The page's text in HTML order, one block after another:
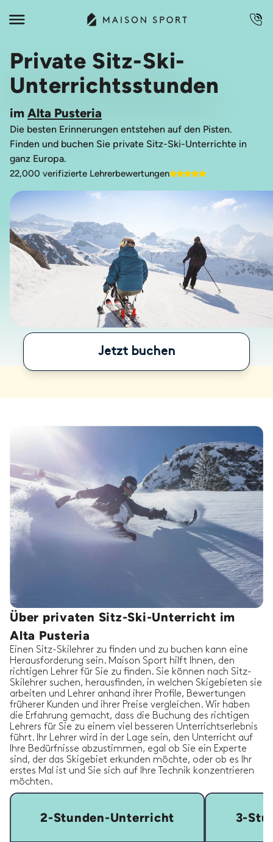
Private Sitz-Ski-
Unterrichtsstunden
im Alta Pusteria
Die besten Erinnerungen entstehen auf den Pisten.
Finden und buchen Sie private Sitz-Ski-Unterrichte in
ganz Europa.
22,000 verifizierte Lehrerbewertungen
Jetzt buchen
Über privaten Sitz-Ski-Unterricht im
Alta Pusteria
Einen Sitz-Skilehrer zu finden und zu buchen kann eine
Herausforderung sein. Maison Sport hilft Ihnen, den
richtigen Lehrer für Sie zu finden. Sie können nach Sitz-
Skilehrer suchen, herausfinden, in welchen Skigebieten sie
arbeiten und Lehrer anhand ihrer Profile, Bewertungen
früherer Kunden und ihrer Preise vergleichen. Wir haben
die Erfahrung gemacht, dass die Buchung des richtigen
Lehrers für Sie zu einem viel besseren Unterrichtserlebnis
führt. Ihr Lehrer wird in der Lage sein, den Unterricht auf
Ihre Bedürfnisse abzustimmen, egal ob Sie ein Experte
sind, der das Skigebiet erkunden möchte, oder ob es Ihr
erstes Mal ist und Sie sich auf Ihre Technik konzentrieren
möchten.
2-Stunden-Unterricht 3-